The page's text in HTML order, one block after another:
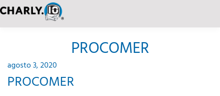
PROCOMER
agosto 3, 2020
PROCOMER